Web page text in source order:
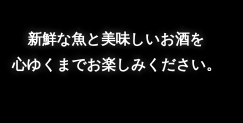
新鮮な魚と美味しいお酒を
心ゆくまでお楽しみください。